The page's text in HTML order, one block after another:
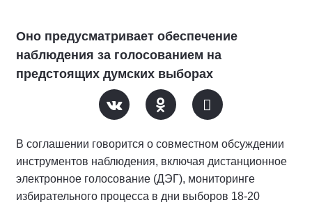
Оно предусматривает обеспечение
наблюдения за голосованием на
предстоящих думских выборах
В соглашении говорится о совместном обсуждении
инструментов наблюдения, включая дистанционное
электронное голосование (ДЭГ), мониторинге
избирательного процесса в дни выборов 18-20